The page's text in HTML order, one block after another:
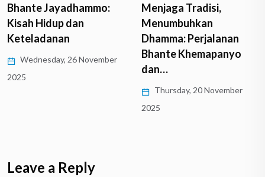
Menjaga Tradisi,
Menumbuhkan
Dhamma: Perjalanan
Bhante Khemapanyo
dan…
Impian yang
Mengendap Selama 12
Tahun
Friday, 24 January 2025
Leave a Reply